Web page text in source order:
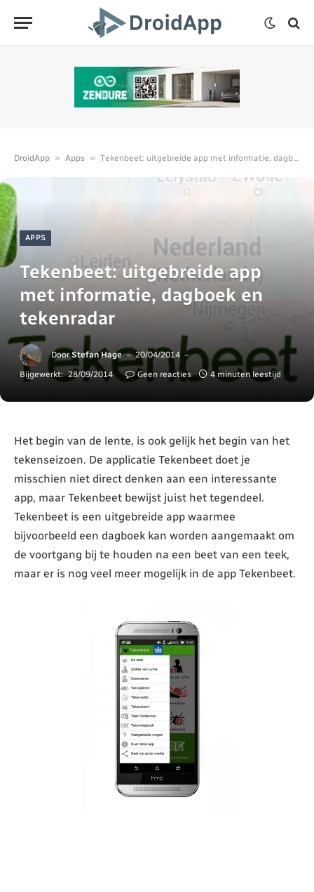
DroidApp » Apps » Tekenbeet: uitgebreide app met informatie, dagboek en tekenradar
APPS
Tekenbeet: uitgebreide app
met informatie, dagboek en
tekenradar
Door Stefan Hage
20/04/2014
Bijgewerkt: 28/09/2014 Geen reacties 4 minuten leestijd
Het begin van de lente, is ook gelijk het begin van het
tekenseizoen. De applicatie Tekenbeet doet je
misschien niet direct denken aan een interessante
app, maar Tekenbeet bewijst juist het tegendeel.
Tekenbeet is een uitgebreide app waarmee
bijvoorbeeld een dagboek kan worden aangemaakt om
de voortgang bij te houden na een beet van een teek,
maar er is nog veel meer mogelijk in de app Tekenbeet.